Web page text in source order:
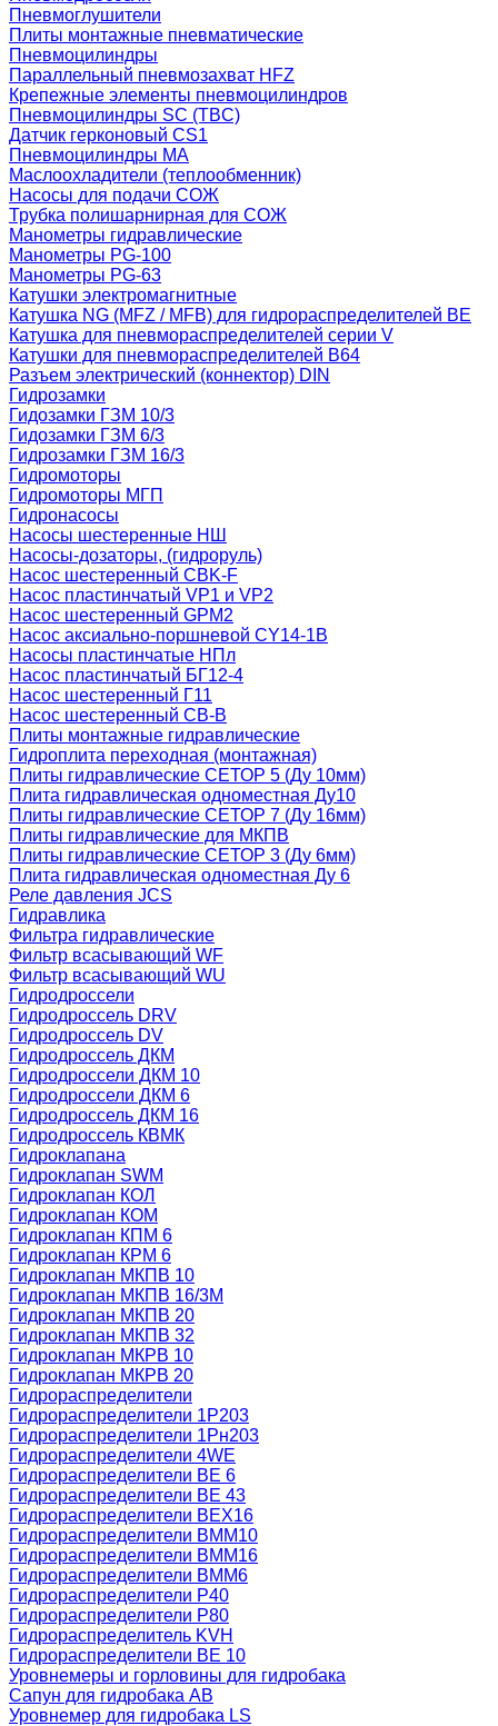
Пневмоглушители
Плиты монтажные пневматические
Пневмоцилиндры
Параллельный пневмозахват HFZ
Крепежные элементы пневмоцилиндров
Пневмоцилиндры SC (TBC)
Датчик герконовый CS1
Пневмоцилиндры MA
Маслоохладители (теплообменник)
Насосы для подачи СОЖ
Трубка полишарнирная для СОЖ
Манометры гидравлические
Манометры PG-100
Манометры PG-63
Катушки электромагнитные
Катушка NG (MFZ / MFB) для гидрораспределителей ВЕ
Катушка для пневмораспределителей серии V
Катушки для пневмораспределителей В64
Разъем электрический (коннектор) DIN
Гидрозамки
Гидозамки ГЗМ 10/3
Гидозамки ГЗМ 6/3
Гидрозамки ГЗМ 16/3
Гидромоторы
Гидромоторы МГП
Гидронасосы
Насосы шестеренные НШ
Насосы-дозаторы, (гидроруль)
Насос шестеренный CBK-F
Насос пластинчатый VP1 и VP2
Насос шестеренный GPM2
Насос аксиально-поршневой CY14-1B
Насосы пластинчатые НПл
Насос пластинчатый БГ12-4
Насос шестеренный Г11
Насос шестеренный СВ-В
Плиты монтажные гидравлические
Гидроплита переходная (монтажная)
Плиты гидравлические СЕТОР 5 (Ду 10мм)
Плита гидравлическая одноместная Ду10
Плиты гидравлические СЕТОР 7 (Ду 16мм)
Плиты гидравлические для МКПВ
Плиты гидравлические СЕТОР 3 (Ду 6мм)
Плита гидравлическая одноместная Ду 6
Реле давления JCS
Гидравлика
Фильтра гидравлические
Фильтр всасывающий WF
Фильтр всасывающий WU
Гидродроссели
Гидродроссель DRV
Гидродроссель DV
Гидродроссель ДКМ
Гидродроссели ДКМ 10
Гидродроссели ДКМ 6
Гидродроссель ДКМ 16
Гидродроссель КВМК
Гидроклапана
Гидроклапан SWM
Гидроклапан КОЛ
Гидроклапан КОМ
Гидроклапан КПМ 6
Гидроклапан КРМ 6
Гидроклапан МКПВ 10
Гидроклапан МКПВ 16/3М
Гидроклапан МКПВ 20
Гидроклапан МКПВ 32
Гидроклапан МКРВ 10
Гидроклапан МКРВ 20
Гидрораспределители
Гидрораспределители 1Р203
Гидрораспределители 1Рн203
Гидрораспределители 4WE
Гидрораспределители ВЕ 6
Гидрораспределители ВЕ 43
Гидрораспределители ВЕХ16
Гидрораспределители ВММ10
Гидрораспределители ВММ16
Гидрораспределители ВММ6
Гидрораспределители Р40
Гидрораспределители Р80
Гидрораспределитель KVH
Гидрораспределители ВЕ 10
Уровнемеры и горловины для гидробака
Сапун для гидробака АВ
Уровнемер для гидробака LS